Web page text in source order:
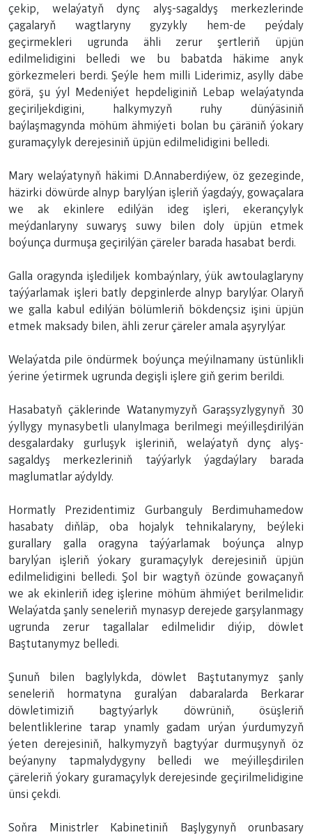
çekip, welaýatyň dynç alyş-sagaldyş merkezlerinde
çagalaryň wagtlaryny gyzykly hem-de peýdaly
geçirmekleri ugrunda ähli zerur şertleriň üpjün
edilmelidigini belledi we bu babatda häkime anyk
görkezmeleri berdi. Şeýle hem milli Liderimiz, asylly däbe
görä, şu ýyl Medeniýet hepdeliginiň Lebap welaýatynda
geçiriljekdigini, halkymyzyň ruhy dünýäsiniň
baýlaşmagynda möhüm ähmiýeti bolan bu çäräniň ýokary
guramaçylyk derejesiniň üpjün edilmelidigini belledi.
Mary welaýatynyň häkimi D.Annaberdiýew, öz gezeginde,
häzirki döwürde alnyp barylýan işleriň ýagdaýy, gowaçalara
we ak ekinlere edilýän ideg işleri, ekerançylyk
meýdanlaryny suwaryş suwy bilen doly üpjün etmek
boýunça durmuşa geçirilýän çäreler barada hasabat berdi.
Galla oragynda işlediljek kombaýnlary, ýük awtoulaglaryny
taýýarlamak işleri batly depginlerde alnyp barylýar. Olaryň
we galla kabul edilýän bölümleriň bökdençsiz işini üpjün
etmek maksady bilen, ähli zerur çäreler amala aşyrylýar.
Welaýatda pile öndürmek boýunça meýilnamany üstünlikli
ýerine ýetirmek ugrunda degişli işlere giň gerim berildi.
Hasabatyň çäklerinde Watanymyzyň Garaşsyzlygynyň 30
ýyllygy mynasybetli ulanylmaga berilmegi meýilleşdirilýän
desgalardaky gurluşyk işleriniň, welaýatyň dynç alyş-
sagaldyş merkezleriniň taýýarlyk ýagdaýlary barada
maglumatlar aýdyldy.
Hormatly Prezidentimiz Gurbanguly Berdimuhamedow
hasabaty diňläp, oba hojalyk tehnikalaryny, beýleki
gurallary galla oragyna taýýarlamak boýunça alnyp
barylýan işleriň ýokary guramaçylyk derejesiniň üpjün
edilmelidigini belledi. Şol bir wagtyň özünde gowaçanyň
we ak ekinleriň ideg işlerine möhüm ähmiýet berilmelidir.
Welaýatda şanly seneleriň mynasyp derejede garşylanmagy
ugrunda zerur tagallalar edilmelidir diýip, döwlet
Baştutanymyz belledi.
Şunuň bilen baglylykda, döwlet Baştutanymyz şanly
seneleriň hormatyna guralýan dabaralarda Berkarar
döwletimiziň bagtyýarlyk döwrüniň, ösüşleriň
belentliklerine tarap ynamly gadam urýan ýurdumyzyň
ýeten derejesiniň, halkymyzyň bagtyýar durmuşynyň öz
beýanyny tapmalydygyny belledi we meýilleşdirilen
çäreleriň ýokary guramaçylyk derejesinde geçirilmelidigine
ünsi çekdi.
Soňra Ministrler Kabinetiniň Başlygynyň orunbasary